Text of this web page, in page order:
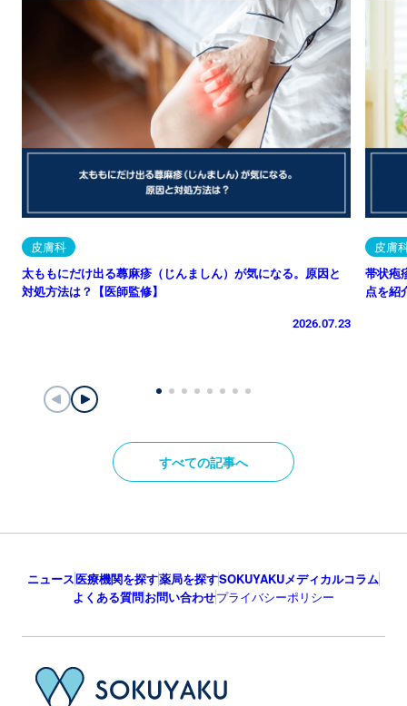
皮膚科
太ももにだけ出る蕁麻疹（じんましん）が気になる。原因と
対処方法は？【医師監修】
2026.07.23
皮膚
帯状疱
点を紹
すべての記事へ
ニュース医療機関を探す薬局を探すSOKUYAKUメディカルコラム
よくある質問お問い合わせプライバシーポリシー